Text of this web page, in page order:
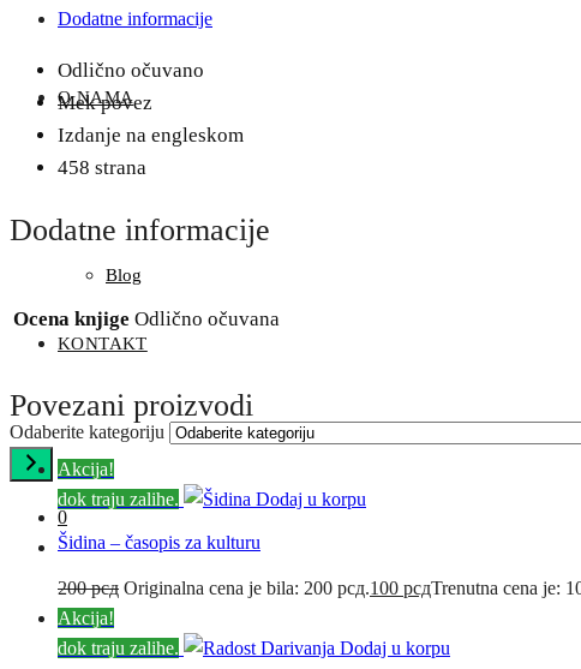
O NAMA
Blog
KONTAKT
Odaberite kategoriju
0
Dodatne informacije
Odlično očuvano
Mek povez
Izdanje na engleskom
458 strana
Dodatne informacije
Ocena knjige Odlično očuvana
Povezani proizvodi
Akcija!
dok traju zalihe.
Dodaj u korpu
Šidina – časopis za kulturu
200рсд Originalna cena je bila: 200 рсд.100 рсдTrenutna cena je:
Akcija!
dok traju zalihe.
Dodaj u korpu